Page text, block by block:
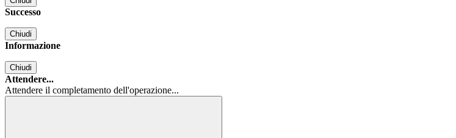
Successo
Chiudi
Informazione
Chiudi
Attendere...
Attendere il completamento dell'operazione...